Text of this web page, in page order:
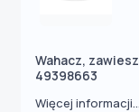
Wahacz,
49398663
Więcej informacji...